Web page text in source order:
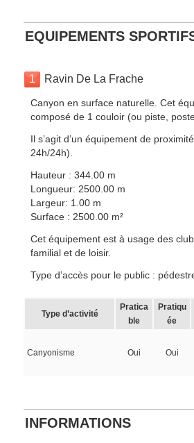
EQUIPEMENTS
1 Ravin De La Frache
Canyon en surface naturelle. Cet
composé de 1 couloir (ou piste,
Il s’agit d’un équipement de
24h/24h).
Hauteur : 344.00 m
Longueur: 2500.00 m
Largeur: 1.00 m
Surface : 2500.00 m²
Cet équipement est à usage des
familial et de loisir.
Type d’accès pour le public :
Type d’activité
Pratica
ble
Pratiqu
ée
Canyonisme Oui Oui
INFORMATIONS